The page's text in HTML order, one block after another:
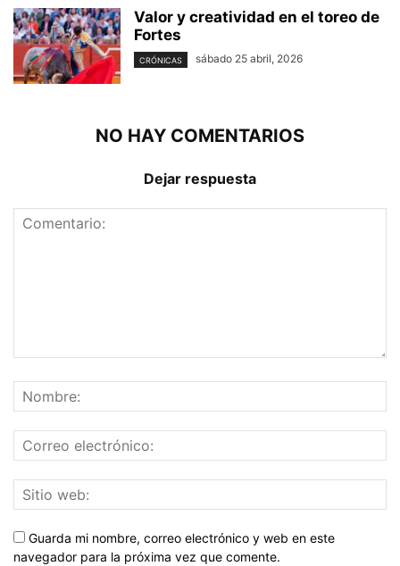
Valor y creatividad en el toreo de
Fortes
CRÓNICAS sábado 25 abril, 2026
NO HAY COMENTARIOS
Dejar respuesta
Guarda mi nombre, correo electrónico y web en este
navegador para la próxima vez que comente.